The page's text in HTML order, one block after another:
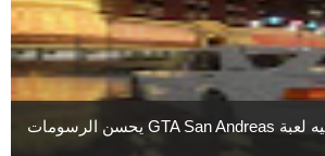
مود جديد تحصل عليه لعبة GTA San Andreas يحسن الرسومات